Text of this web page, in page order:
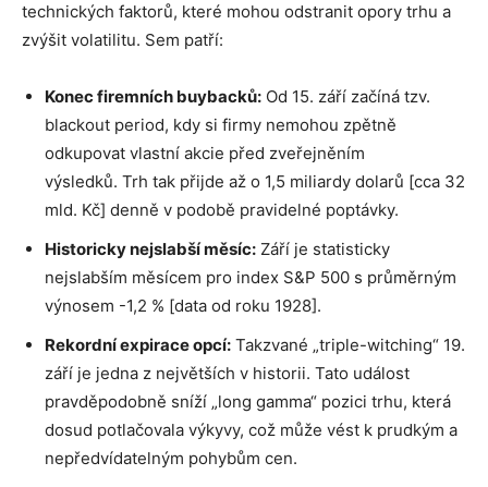
technických faktorů, které mohou odstranit opory trhu a
zvýšit volatilitu. Sem patří:
Konec firemních buybacků: Od 15. září začíná tzv.
blackout period, kdy si firmy nemohou zpětně
odkupovat vlastní akcie před zveřejněním
výsledků. Trh tak přijde až o 1,5 miliardy dolarů [cca 32
mld. Kč] denně v podobě pravidelné poptávky.
Historicky nejslabší měsíc: Září je statisticky
nejslabším měsícem pro index S&P 500 s průměrným
výnosem -1,2 % [data od roku 1928].
Rekordní expirace opcí: Takzvané „triple-witching“ 19.
září je jedna z největších v historii. Tato událost
pravděpodobně sníží „long gamma“ pozici trhu, která
dosud potlačovala výkyvy, což může vést k prudkým a
nepředvídatelným pohybům cen.